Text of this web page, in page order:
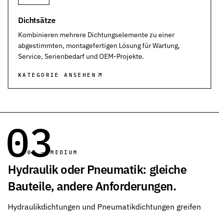
Dichtsätze
Kombinieren mehrere Dichtungselemente zu einer
abgestimmten, montagefertigen Lösung für Wartung,
Service, Serienbedarf und OEM-Projekte.
KATEGORIE ANSEHEN
03
03 — MEDIUM
Hydraulik oder Pneumatik: gleiche
Bauteile, andere Anforderungen.
Hydraulikdichtungen und Pneumatikdichtungen greifen